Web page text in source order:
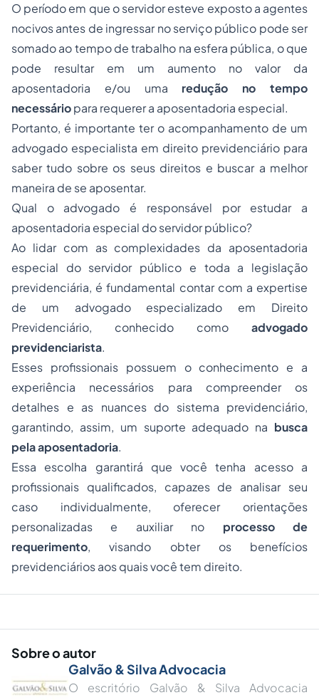
O período em que o servidor esteve exposto a agentes
nocivos antes de ingressar no serviço público pode ser
somado ao tempo de trabalho na esfera pública, o que
pode resultar em um aumento no valor da
aposentadoria e/ou uma redução no tempo
necessáriopara requerer a aposentadoria especial.
Portanto, é importante ter o acompanhamento de um
advogado especialista em direito previdenciário para
saber tudo sobre os seus direitos e buscar a melhor
maneira de se aposentar.
Qual o advogado é responsável por estudar a
aposentadoria especial do servidor público?
Ao lidar com as complexidades da aposentadoria
especial do servidor público e toda a legislação
previdenciária, é fundamental contar com a expertise
de um advogado especializado em Direito
Previdenciário, conhecido como advogado
previdenciarista.
Esses profissionais possuem o conhecimento e a
experiência necessários para compreender os
detalhes e as nuances do sistema previdenciário,
garantindo, assim, um suporte adequado na busca
pela aposentadoria.
Essa escolha garantirá que você tenha acesso a
profissionais qualificados, capazes de analisar seu
caso individualmente, oferecer orientações
personalizadas e auxiliar no processo de
requerimento, visando obter os benefícios
previdenciários aos quais você tem direito.
Sobre o autor
Galvão & Silva Advocacia
O escritório Galvão & Silva Advocacia